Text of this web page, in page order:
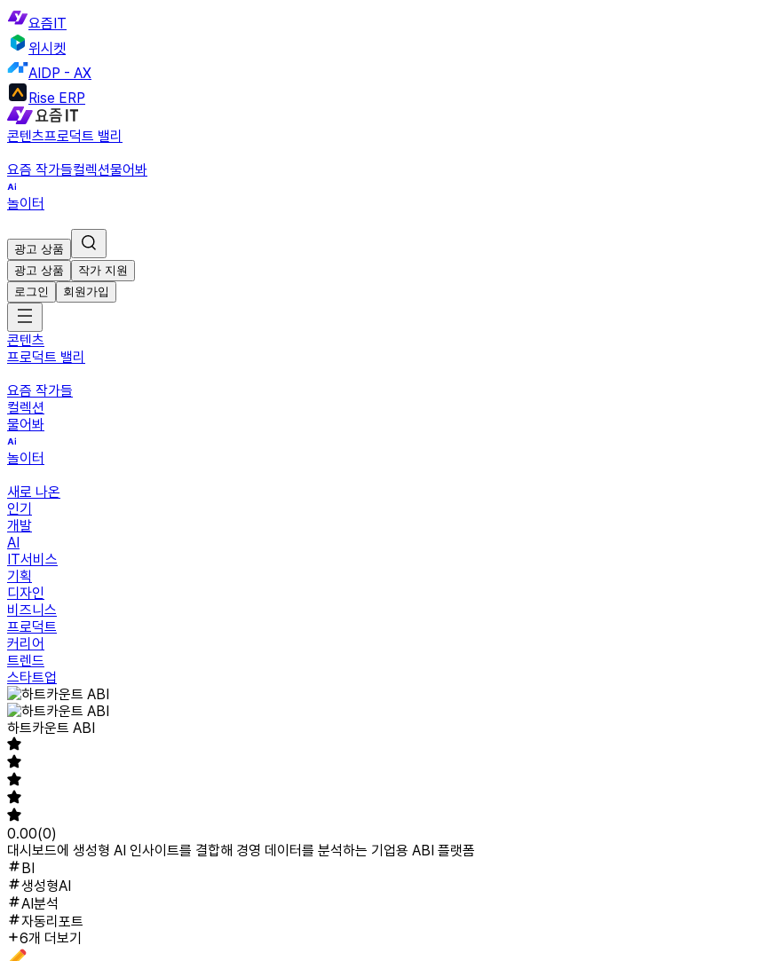
요즘IT
위시켓
AIDP - AX
Rise ERP
콘텐츠프로덕트 밸리
요즘 작가들컬렉션물어봐
놀이터
광고 상품
광고 상품
작가 지원
로그인
회원가입
콘텐츠
프로덕트 밸리
요즘 작가들
컬렉션
물어봐
놀이터
새로 나온
인기
개발
AI
IT서비스
기획
디자인
비즈니스
프로덕트
커리어
트렌드
스타트업
하트카운트 ABI
0.00(0)
대시보드에 생성형 AI 인사이트를 결합해 경영 데이터를 분석하는 기업용 ABI 플랫폼
BI
생성형AI
AI분석
자동리포트
6개 더보기